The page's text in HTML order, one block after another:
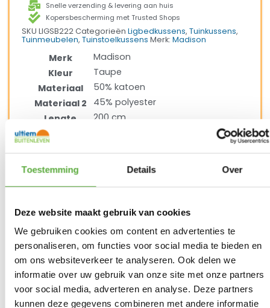
Toestemming Details Over
Deze website maakt gebruik van cookies
We gebruiken cookies om content en advertenties te
personaliseren, om functies voor social media te bieden en
om ons websiteverkeer te analyseren. Ook delen we
informatie over uw gebruik van onze site met onze partners
voor social media, adverteren en analyse. Deze partners
kunnen deze gegevens combineren met andere informatie
Snelle verzending & levering aan huis
Kopersbescherming met Trusted Shops
SKULIGSB222Categorieën Ligbedkussens,Tuinkussens,
Tuinmeubelen,Tuinstoelkussens Merk:Madison
Merk
Madison
Kleur
Taupe
Materiaal
50% katoen
Materiaal 2
45% polyester
Lengte
200 cm
Breedte
SKU
Gratis verzending vanaf €250,-*
Achteraf betalen mogelijk
Kopersbescherming met Trusted Shops